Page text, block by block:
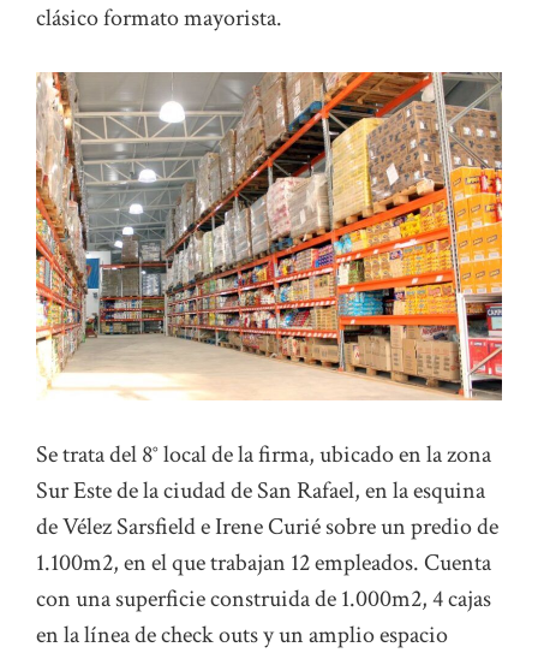
clásico formato mayorista.
Se trata del 8° local de la firma, ubicado en la zona
Sur Este de la ciudad de San Rafael, en la esquina
de Vélez Sarsfield e Irene Curié sobre un predio de
1.100m2, en el que trabajan 12 empleados. Cuenta
con una superficie construida de 1.000m2, 4 cajas
en la línea de check outs y un amplio espacio